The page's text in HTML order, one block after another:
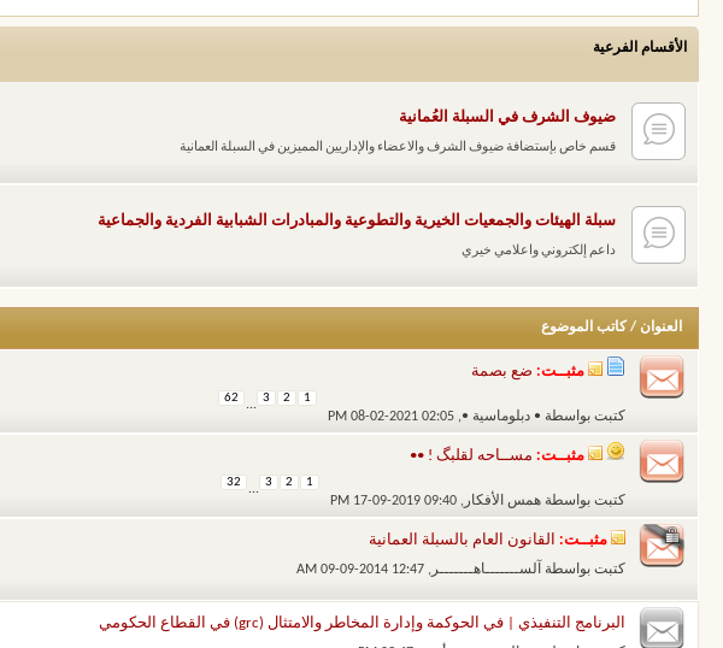
الأقسام الفرعية
ضيوف الشرف في السبلة العُمانية
قسم خاص بإستضافة ضيوف الشرف والاعضاء والإداريين المميزين في السبلة العمانية
سبلة الهيئات والجمعيات الخيرية والتطوعية والمبادرات الشبابية الفردية والجماعية
داعم إلكتروني واعلامي خيري
العنوان / كاتب الموضوع
مثبــت: ضع بصمة
كتبت بواسطة • دبلوماسية •‏, 08-02-2021 02:05 PM
1
2
3
...
62
مثبــت: مســاحه لقلبگ ! ••
كتبت بواسطة همس الأفكار ‏, 17-09-2019 09:40 PM
1
2
3
...
32
مثبــت: القانون العام بالسبلة العمانية
كتبت بواسطة آلســـــــاهـــــــر ‏, 09-09-2014 12:47 AM
البرنامج التنفيذي | في الحوكمة وإدارة المخاطر والامتثال (grc) في القطاع الحكومي